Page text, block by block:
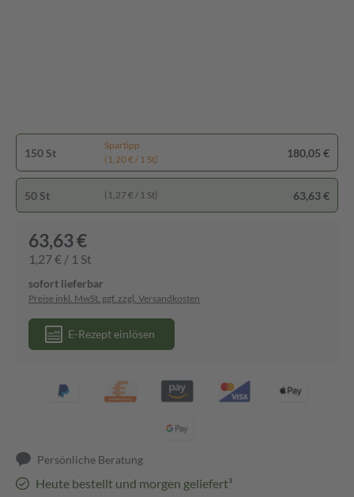
150 St
Spartipp
(1,20 € / 1 St)
180,05 €
50 St (1,27 € / 1 St) 63,63 €
63,63 €
1,27 € / 1 St
sofort lieferbar
Preise inkl. MwSt. ggf. zzgl. Versandkosten
E-Rezept einlösen
Persönliche Beratung
Heute bestellt und morgen geliefert³